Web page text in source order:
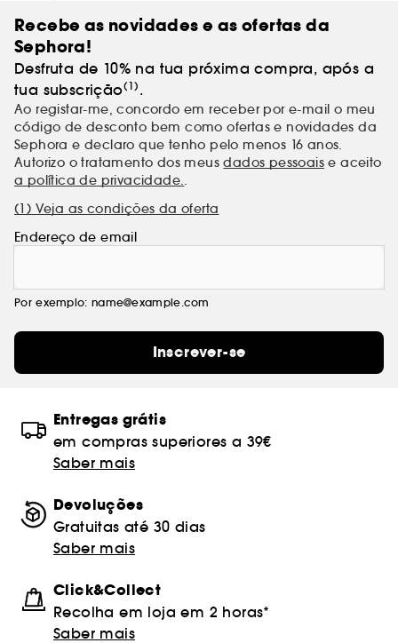
Recebe as novidades e as ofertas da
Sephora!
Desfruta de 10% na tua próxima compra, após a
tua subscrição(1) .
Ao registar-me, concordo em receber por e-mail o meu
código de desconto bem como ofertas e novidades da
Sephora e declaro que tenho pelo menos 16 anos.
Autorizo o tratamento dos meusdados pessoais e aceito
a política de privacidade.
(1) Veja as condições da oferta
Endereço de email
Por exemplo: name@example.com
Inscrever-se
Entregas grátis
em compras superiores a 39€
Saber mais
Devoluções
Gratuitas até 30 dias
Saber mais
Click&Collect
Recolha em loja em 2 horas*
Saber mais